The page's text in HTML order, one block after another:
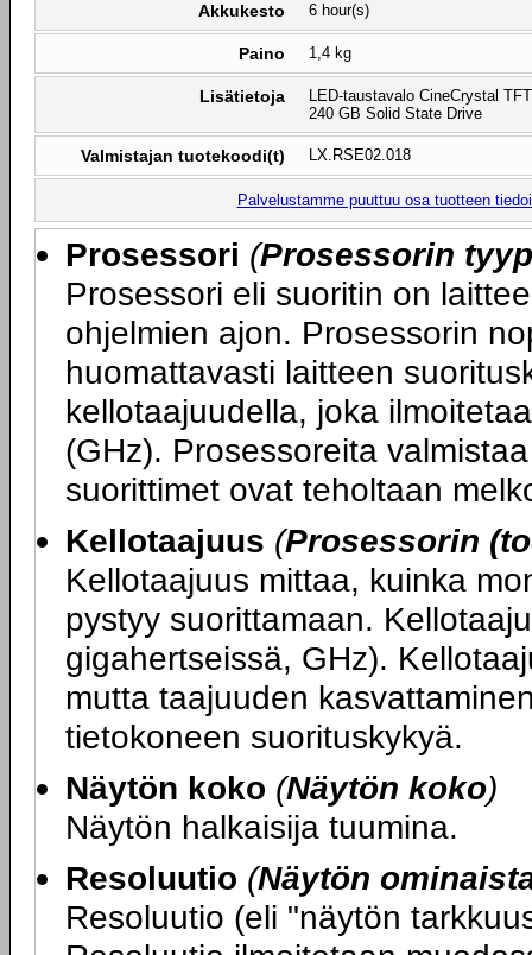
Akkukesto 6 hour(s)
Paino 1,4 kg
Lisätietoja
LED-taustavalo CineCrystal TFT
240 GB Solid State Drive
Valmistajan tuotekoodi(t) LX.RSE02.018
Palvelustamme puuttuu osa tuotteen
Prosessori (Prosessorin
Prosessori eli suoritin on
ohjelmien ajon. Prosessorin
huomattavasti laitteen
kellotaajuudella, joka
(GHz). Prosessoreita
suorittimet ovat teholtaan
Kellotaajuus (Prosessorin
Kellotaajuus mittaa, kuinka
pystyy suorittamaan.
gigahertseissä, GHz).
mutta taajuuden
tietokoneen suorituskykyä.
Näytön koko (Näytön koko)
Näytön halkaisija tuumina.
Resoluutio (Näytön
Resoluutio (eli "näytön